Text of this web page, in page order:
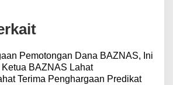
Pemotongan Dana BAZNAS, Ini
BAZNAS Lahat
Terima Penghargaan Predikat